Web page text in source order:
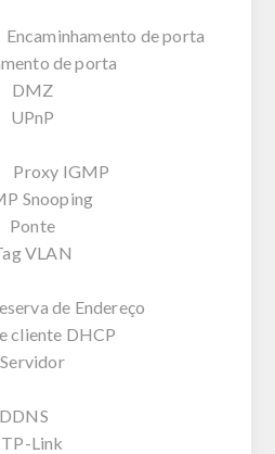
de porta
de porta
DMZ
UPnP
Proxy IGMP
Snooping
Ponte
VLAN
de Endereço
cliente DHCP
Servidor
DDNS
TP-Link